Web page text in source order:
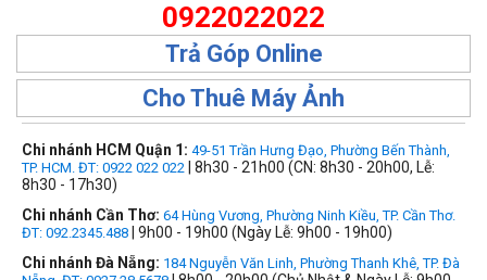
0922022022
Trả Góp Online
Cho Thuê Máy Ảnh
Chi nhánh HCM Quận 1: 49-51 Trần Hưng Đạo, Phường Bến Thành,
TP. HCM. ĐT: 0922 022 022 | 8h30 - 21h00 (CN: 8h30 - 20h00, Lễ:
8h30 - 17h30)
Chi nhánh Cần Thơ: 64 Hùng Vương, Phường Ninh Kiều, TP. Cần Thơ.
ĐT: 092.2345.488 | 9h00 - 19h00 (Ngày Lễ: 9h00 - 19h00)
Chi nhánh Đà Nẵng: 184 Nguyễn Văn Linh, Phường Thanh Khê, TP. Đà